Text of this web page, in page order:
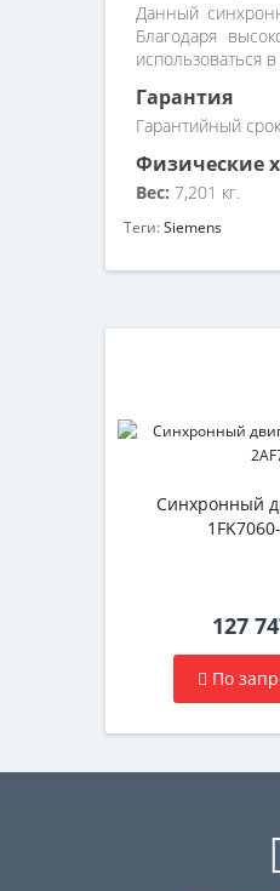
Данный
Благодаря
использоваться
Гарантия
Гарантийный
Физические
Вес: 7,201 кг.
Теги:Siemens
Синхронный
127
По